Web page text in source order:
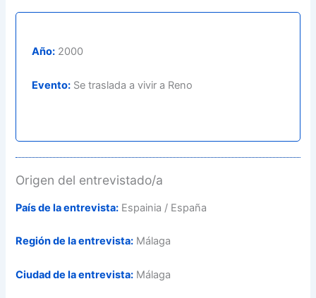
Año: 2000
Evento: Se traslada a vivir a Reno
Origen del entrevistado/a
País de la entrevista: Espainia / España
Región de la entrevista: Málaga
Ciudad de la entrevista: Málaga